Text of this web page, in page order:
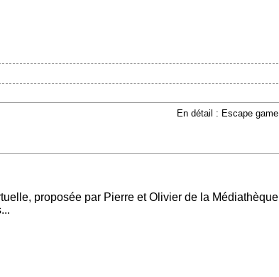
En détail : Escape game
proposée par Pierre et Olivier de la Médiathèque